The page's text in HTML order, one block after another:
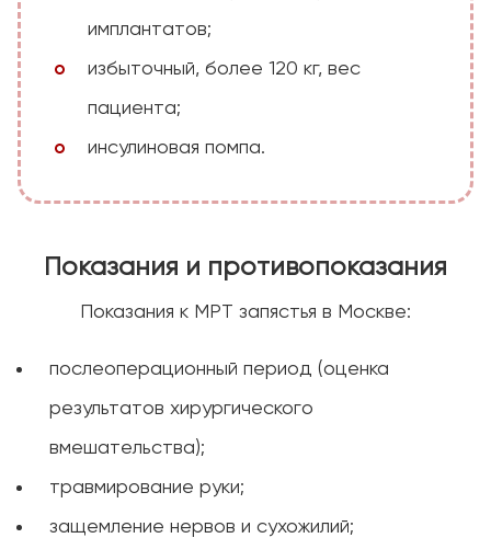
имплантатов;
избыточный, более 120 кг, вес
пациента;
инсулиновая помпа.
Показания и противопоказания
Показания к МРТ запястья в Москве:
послеоперационный период (оценка
результатов хирургического
вмешательства);
травмирование руки;
защемление нервов и сухожилий;